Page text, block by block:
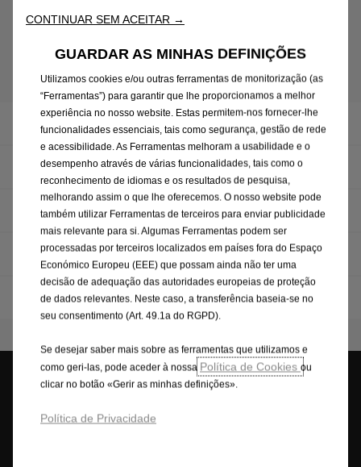
Revisões e inspeções
Peças e reparações
Check VIN
Manutenção de veículos elétricos
Serviços digitais
Configurador
CONTINUAR SEM ACEITAR →
GUARDAR AS MINHAS DEFINIÇÕES
Utilizamos cookies e/ou outras ferramentas de monitorização (as
“Ferramentas”) para garantir que lhe proporcionamos a melhor
experiência no nosso website. Estas permitem-nos fornecer-lhe
funcionalidades essenciais, tais como segurança, gestão de rede
e acessibilidade. As Ferramentas melhoram a usabilidade e o
desempenho através de várias funcionalidades, tais como o
reconhecimento de idiomas e os resultados de pesquisa,
melhorando assim o que lhe oferecemos. O nosso website pode
também utilizar Ferramentas de terceiros para enviar publicidade
mais relevante para si. Algumas Ferramentas podem ser
processadas por terceiros localizados em países fora do Espaço
Económico Europeu (EEE) que possam ainda não ter uma
decisão de adequação das autoridades europeias de proteção
de dados relevantes. Neste caso, a transferência baseia-se no
seu consentimento (Art. 49.1a do RGPD).
Se desejar saber mais sobre as ferramentas que utilizamos e
como geri-las, pode aceder à nossa Política de Cookies ou
clicar no botão «Gerir as minhas definições».
Política de Privacidade